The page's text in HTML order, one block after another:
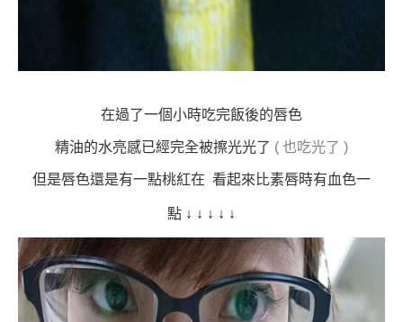
在過了一個小時吃完飯後的唇色
精油的水亮感已經完全被擦光光了 ( 也吃光了 )
但是唇色還是有一點桃紅在 看起來比素唇時有血色一
點 ↓ ↓ ↓ ↓ ↓